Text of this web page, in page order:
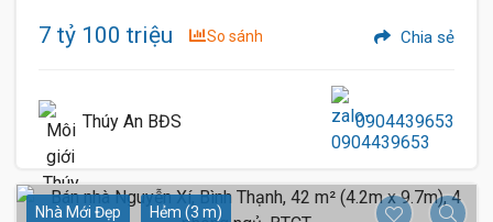
7 tỷ 100 triệu So sánh Chia sẻ
Thúy An BĐS 0904439653
Nhà Mới Đẹp Hẻm (3 m)